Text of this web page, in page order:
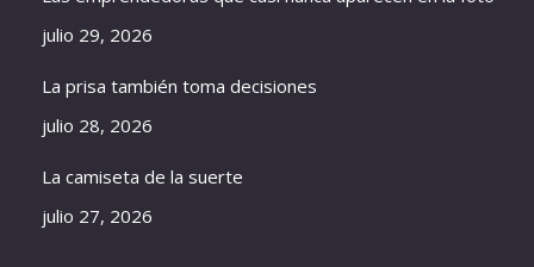
julio 29, 2026
La prisa también toma decisiones
julio 28, 2026
La camiseta de la suerte
julio 27, 2026